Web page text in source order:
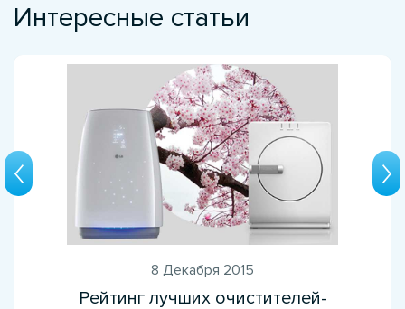
Интересные статьи
8 Декабря 2015
Рейтинг лучших очистителей-